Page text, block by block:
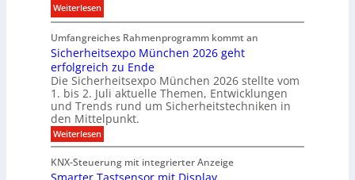
g
e
n
e
n
M
a
r
k
o
s
p
a
r
t
n
e
r
b
l
e
B
r
a
n
d
f
r
ü
h
e
Weiterlesen:
D
o
r
m
a
k
a
b
a
r
Umfangreiches Rahmenprogramm kommt an
Sicherheitsexpo München 2026 geht
erfolgreich zu Ende
Die Sicherheitsexpo München 2026 stellte vom
1. bis 2. Juli aktuelle Themen, Entwicklungen
und Trends rund um Sicherheitstechniken in
den Mittelpunkt.
Weiterlesen:
S
c
h
KNX-Steuerung mit integrierter Anzeige